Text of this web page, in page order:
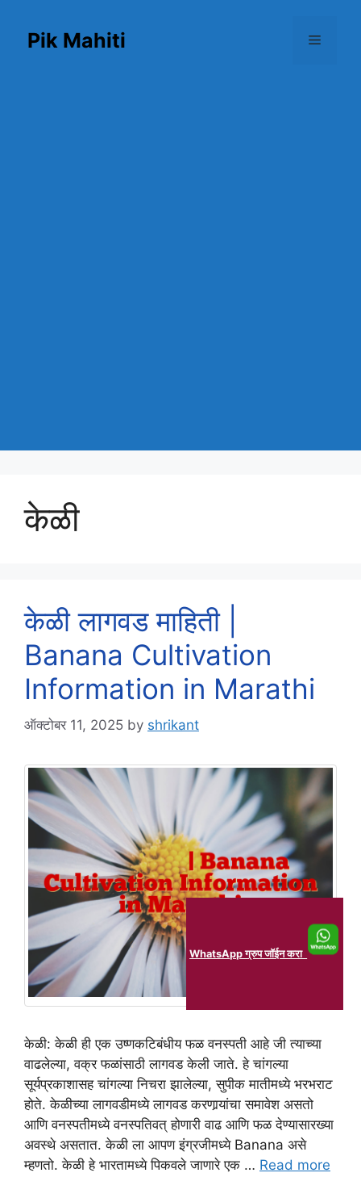
contentPik Mahiti Menu
केळी
केळी लागवड माहिती |
Banana Cultivation
Information in Marathi
ऑक्टोबर 11, 2025 by shrikant
केळी: केळी ही एक उष्णकटिबंधीय फळ वनस्पती आहे जी त्याच्या
वाढलेल्या, वक्र फळांसाठी लागवड केली जाते. हे चांगल्या
सूर्यप्रकाशासह चांगल्या निचरा झालेल्या, सुपीक मातीमध्ये भरभराट
होते. केळीच्या लागवडीमध्ये लागवड करणार्‍यांचा समावेश असतो
आणि वनस्पतीमध्ये वनस्पतिवत् होणारी वाढ आणि फळ देण्यासारख्या
अवस्थे असतात. केळी ला आपण इंग्रजीमध्ये Banana असे
म्हणतो. केळी हे भारतामध्ये पिकवले जाणारे एक … Read more
WhatsApp ग्रुप जॉईन करा